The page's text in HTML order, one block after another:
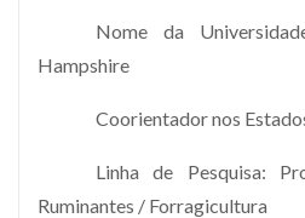
Nome da
Hampshire
Coorientador nos
Linha de Pesquisa:
Ruminantes / Forragicultura